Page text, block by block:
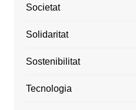
Societat
Solidaritat
Sostenibilitat
Tecnologia